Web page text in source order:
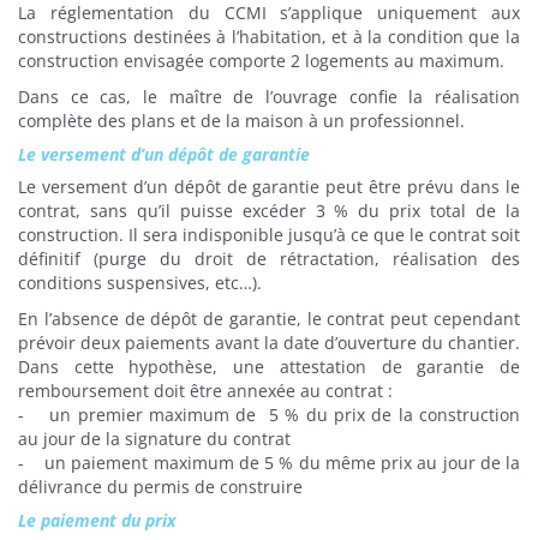
La réglementation du CCMI s’applique uniquement aux
constructions destinées à l’habitation, et à la condition que la
construction envisagée comporte 2 logements au maximum.
Dans ce cas, le maître de l’ouvrage confie la réalisation
complète des plans et de la maison à un professionnel.
Le versement d’un dépôt de garantie
Le versement d’un dépôt de garantie peut être prévu dans le
contrat, sans qu’il puisse excéder 3 % du prix total de la
construction. Il sera indisponible jusqu’à ce que le contrat soit
définitif (purge du droit de rétractation, réalisation des
conditions suspensives, etc…).
En l’absence de dépôt de garantie, le contrat peut cependant
prévoir deux paiements avant la date d’ouverture du chantier.
Dans cette hypothèse, une attestation de garantie de
remboursement doit être annexée au contrat :
- un premier maximum de 5 % du prix de la construction
au jour de la signature du contrat
- un paiement maximum de 5 % du même prix au jour de la
délivrance du permis de construire
Le paiement du prix